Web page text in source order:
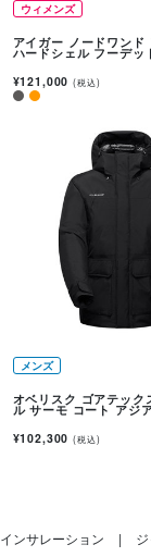
ウィメンズ
アイガー ノードワンド
ハードシェル フーデッ
¥121,000(税込)
メンズ
オベリスク ゴアテック
ル サーモ コート アジ
¥102,300(税込)
インサレーション